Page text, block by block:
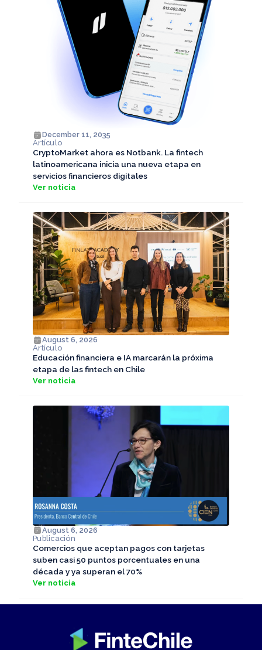
December 11, 2035
Artículo
CryptoMarket ahora es Notbank. La fintech
latinoamericana inicia una nueva etapa en
servicios financieros digitales
Ver noticia
August 6, 2026
Artículo
Educación financiera e IA marcarán la próxima
etapa de las fintech en Chile
Ver noticia
August 6, 2026
Publicación
Comercios que aceptan pagos con tarjetas
suben casi 50 puntos porcentuales en una
década y ya superan el 70%
Ver noticia